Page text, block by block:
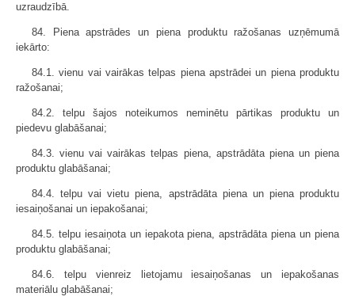
uzraudzībā.
84. Piena apstrādes un piena produktu ražošanas uzņēmumā
iekārto:
84.1. vienu vai vairākas telpas piena apstrādei un piena produktu
ražošanai;
84.2. telpu šajos noteikumos neminētu pārtikas produktu un
piedevu glabāšanai;
84.3. vienu vai vairākas telpas piena, apstrādāta piena un piena
produktu glabāšanai;
84.4. telpu vai vietu piena, apstrādāta piena un piena produktu
iesaiņošanai un iepakošanai;
84.5. telpu iesaiņota un iepakota piena, apstrādāta piena un piena
produktu glabāšanai;
84.6. telpu vienreiz lietojamu iesaiņošanas un iepakošanas
materiālu glabāšanai;